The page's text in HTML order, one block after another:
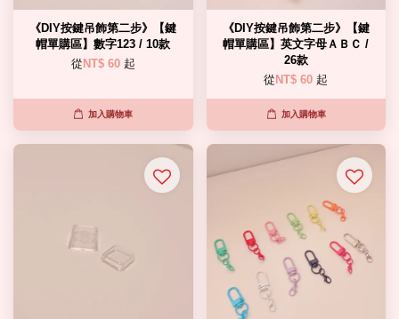
《DIY按鍵吊飾第二步》【鍵
帽單購區】數字123 / 10款
從 NT$ 60 起
加入購物車
《DIY按鍵吊飾第二步》【鍵
帽單購區】英文字母ＡＢＣ /
26款
從 NT$ 60 起
加入購物車